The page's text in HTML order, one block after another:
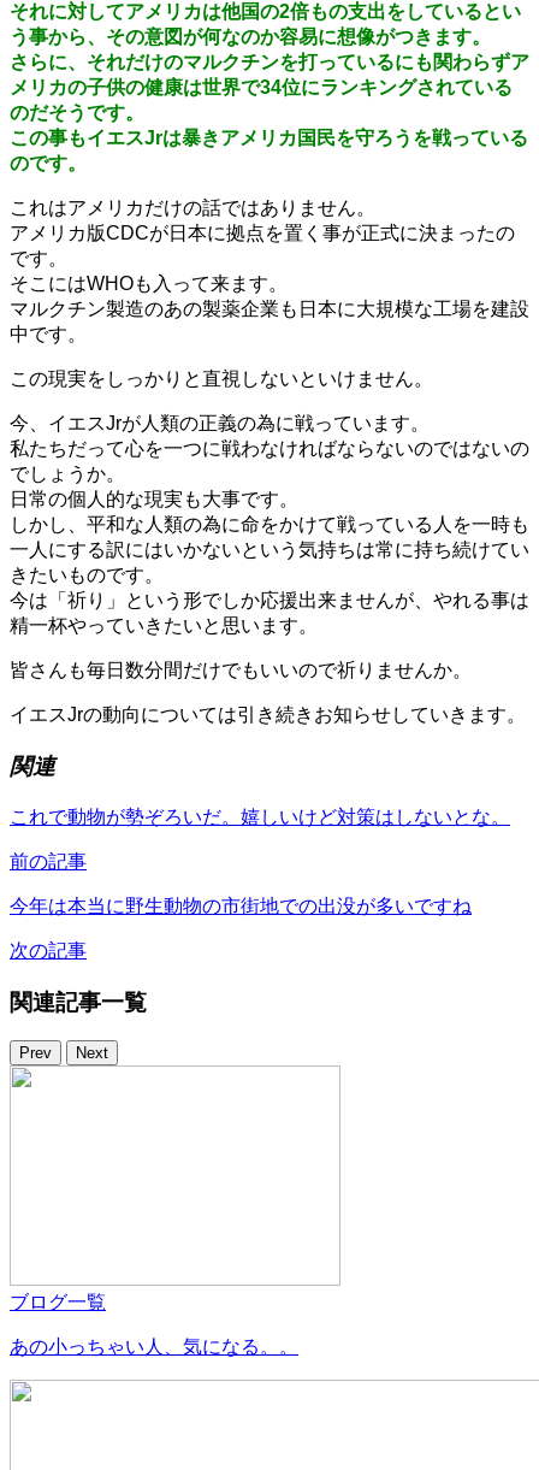
それに対してアメリカは他国の2倍もの支出をしているとい
う事から、その意図が何なのか容易に想像がつきます。
さらに、それだけのマルクチンを打っているにも関わらずア
メリカの子供の健康は世界で34位にランキングされている
のだそうです。
この事もイエスJrは暴きアメリカ国民を守ろうを戦っている
のです。
これはアメリカだけの話ではありません。
アメリカ版CDCが日本に拠点を置く事が正式に決まったの
です。
そこにはWHOも入って来ます。
マルクチン製造のあの製薬企業も日本に大規模な工場を建設
中です。
この現実をしっかりと直視しないといけません。
今、イエスJrが人類の正義の為に戦っています。
私たちだって心を一つに戦わなければならないのではないの
でしょうか。
日常の個人的な現実も大事です。
しかし、平和な人類の為に命をかけて戦っている人を一時も
一人にする訳にはいかないという気持ちは常に持ち続けてい
きたいものです。
今は「祈り」という形でしか応援出来ませんが、やれる事は
精一杯やっていきたいと思います。
皆さんも毎日数分間だけでもいいので祈りませんか。
イエスJrの動向については引き続きお知らせしていきます。
関連
これで動物が勢ぞろいだ。嬉しいけど対策はしないとな。
前の記事
今年は本当に野生動物の市街地での出没が多いですね
次の記事
関連記事一覧
Prev Next
ブログ一覧
あの小っちゃい人、気になる。。